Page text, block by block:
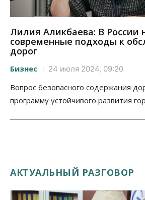
Лилия Аликбаева: В России
современные подходы к
дорог
Бизнес 24 июля 2024, 09:20
Вопрос безопасного содержания
программу устойчивого развития
АКТУАЛЬНЫЙ РАЗГОВОР